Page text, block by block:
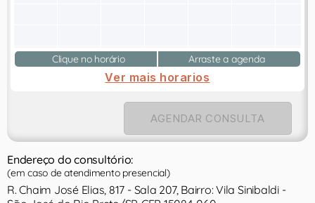
Clique no horário Arraste a agenda
Ver mais horarios
AGENDAR CONSULTA
Endereço do consultório:
(em caso de atendimento presencial)
R. Chaim José Elias, 817 - Sala 207, Bairro: Vila Sinibaldi -